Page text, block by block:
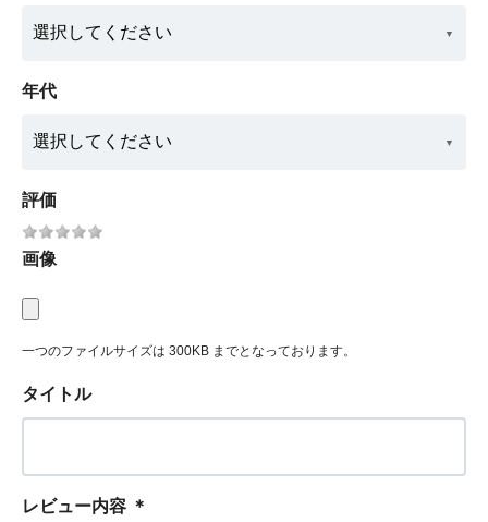
年代
評価
画像
一つのファイルサイズは 300KB までとなっております。
タイトル
レビュー内容 ＊